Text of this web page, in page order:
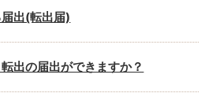
出(転出届)
出の届出ができますか？